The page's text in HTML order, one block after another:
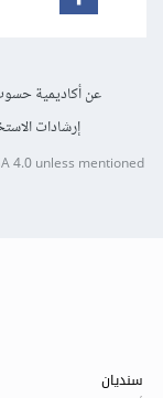
عن أكاديمية
إرشادات
4.0unless mentioned